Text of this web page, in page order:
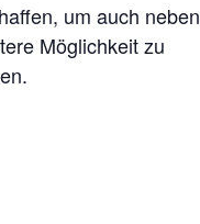
um auch neben
Möglichkeit zu